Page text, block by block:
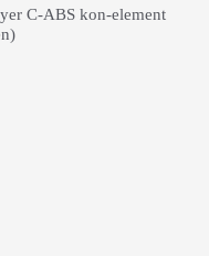
C-ABS kon-element